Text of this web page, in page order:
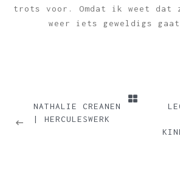
trots voor. Omdat ik weet dat
weer iets geweldigs gaat
NATHALIE CREANEN
| HERCULESWERK